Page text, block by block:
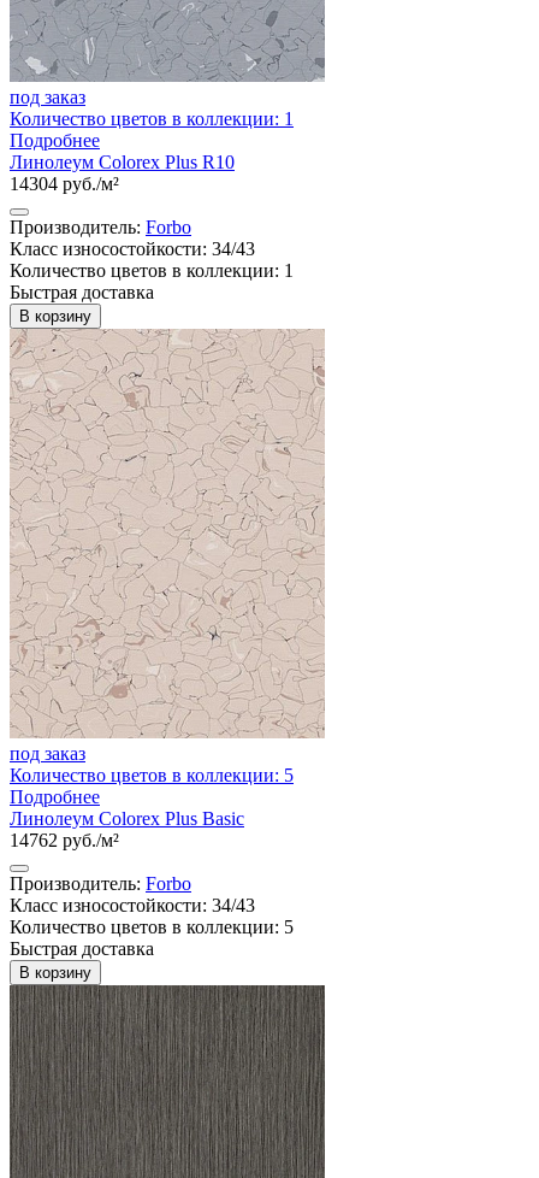
под заказ
Количество цветов в коллекции: 1
Подробнее
Линолеум Colorex Plus R10
14304 руб./м²
Производитель: Forbo
Класс износостойкости: 34/43
Количество цветов в коллекции: 1
Быстрая доставка
В корзину
под заказ
Количество цветов в коллекции: 5
Подробнее
Линолеум Colorex Plus Basic
14762 руб./м²
Производитель: Forbo
Класс износостойкости: 34/43
Количество цветов в коллекции: 5
Быстрая доставка
В корзину